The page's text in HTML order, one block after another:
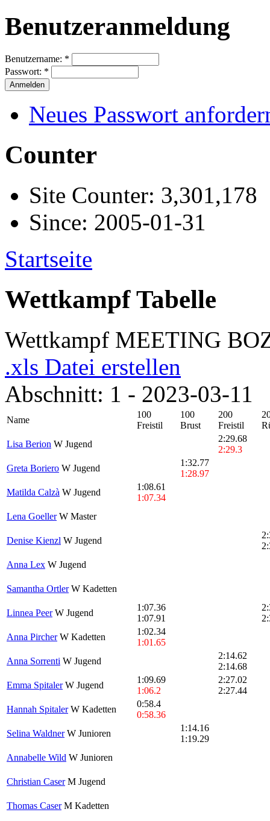
Benutzeranmeldung
Benutzername: *
Passwort: *
Neues Passwort
Counter
Site Counter: 3,301,178
Since: 2005-01-31
Startseite
Wettkampf Tabelle
Wettkampf MEETING
.xls Datei erstellen
Abschnitt: 1 - 2023-03-11
Name
100
Freistil
100
Brust
200
Freistil
Lisa Berion W Jugend
2:29.68
2:29.3
Greta Boriero W Jugend
1:32.77
1:28.97
Matilda Calzà W Jugend
1:08.61
1:07.34
Lena GoellerW Master
Denise Kienzl W Jugend
Anna Lex W Jugend
Samantha OrtlerW Kadetten
Linnea PeerW Jugend
1:07.36
1:07.91
Anna PircherW Kadetten
1:02.34
1:01.65
Anna Sorrenti W Jugend
2:14.62
2:14.68
Emma SpitalerW Jugend
1:09.69
1:06.2
2:27.02
2:27.44
Hannah SpitalerW Kadetten
0:58.4
0:58.36
Selina WaldnerW Junioren
1:14.16
1:19.29
Annabelle Wild W Junioren
Christian CaserM Jugend
Thomas CaserM Kadetten